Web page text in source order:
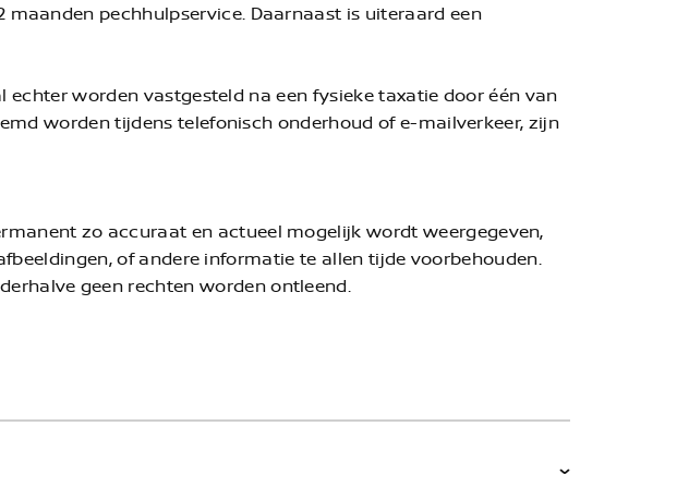
maanden pechhulpservice. Daarnaast is uiteraard een
worden vastgesteld na een fysieke taxatie door één van
worden tijdens telefonisch onderhoud of e-mailverkeer, zijn
zo accuraat en actueel mogelijk wordt weergegeven,
of andere informatie te allen tijde voorbehouden.
geen rechten worden ontleend.